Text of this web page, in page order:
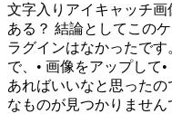
文字入りアイキャッチ画
ある？ 結論としてこの
ラグインはなかったです
で、• 画像をアップして
あればいいなと思った
なものが見つかりませ